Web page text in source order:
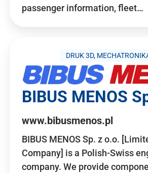
passenger information, fleet…
DRUK 3D,
BIBUS MENOS
www.bibusmenos.pl
BIBUS MENOS Sp. z o.o.
Company] is a Polish-Swiss
company. We provide